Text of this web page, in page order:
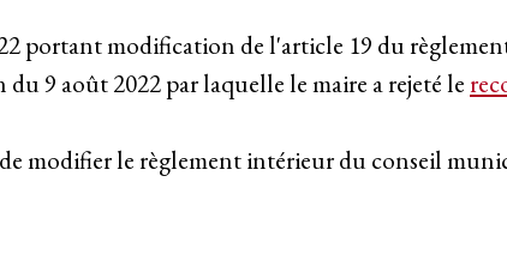
portant modification de l'article 19 du
9 août 2022 par laquelle le maire a rejeté le
modifier le règlement intérieur du conseil